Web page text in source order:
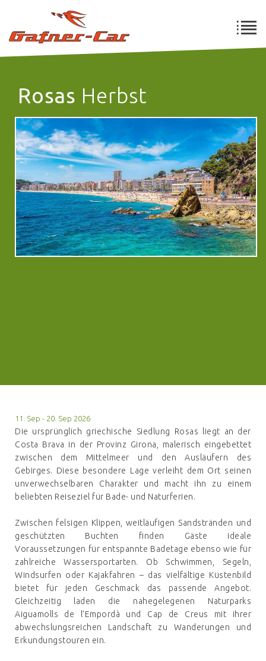
Rosas Herbst
11. Sep - 20. Sep 2026
Die ursprünglich griechische Siedlung Rosas liegt an der
Costa Brava in der Provinz Girona, malerisch eingebettet
zwischen dem Mittelmeer und den Ausläufern des
Gebirges. Diese besondere Lage verleiht dem Ort seinen
unverwechselbaren Charakter und macht ihn zu einem
beliebten Reiseziel für Bade- und Naturferien.
Zwischen felsigen Klippen, weitläufigen Sandstränden und
geschützten Buchten finden Gäste ideale
Voraussetzungen für entspannte Badetage ebenso wie für
zahlreiche Wassersportarten. Ob Schwimmen, Segeln,
Windsurfen oder Kajakfahren – das vielfältige Küstenbild
bietet für jeden Geschmack das passende Angebot.
Gleichzeitig laden die nahegelegenen Naturparks
Aiguamolls de l’Empordà und Cap de Creus mit ihrer
abwechslungsreichen Landschaft zu Wanderungen und
Erkundungstouren ein.